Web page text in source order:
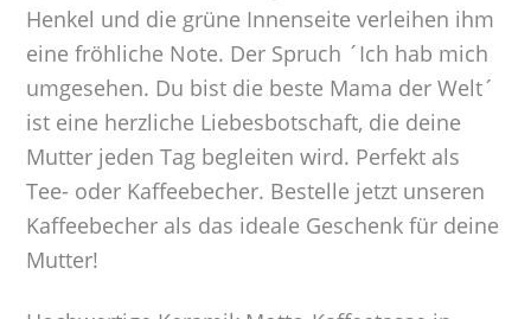
Henkel und die grüne Innenseite verleihen ihm
eine fröhliche Note. Der Spruch ´Ich hab mich
umgesehen. Du bist die beste Mama der Welt´
ist eine herzliche Liebesbotschaft, die deine
Mutter jeden Tag begleiten wird. Perfekt als
Tee- oder Kaffeebecher. Bestelle jetzt unseren
Kaffeebecher als das ideale Geschenk für deine
Mutter!